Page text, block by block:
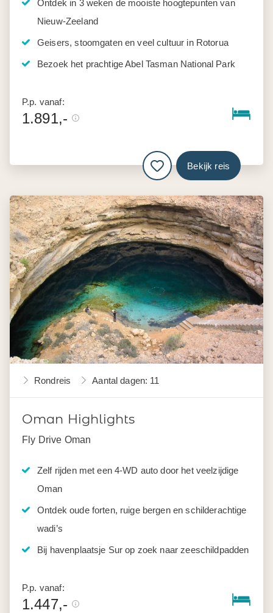
Ontdek in 3 weken de mooiste hoogtepunten van
Nieuw-Zeeland
Geisers, stoomgaten en veel cultuur in Rotorua
Bezoek het prachtige Abel Tasman National Park
P.p. vanaf:
1.891,-
Bekijk reis
Rondreis Aantal dagen: 11
Oman Highlights
Fly Drive Oman
Zelf rijden met een 4-WD auto door het veelzijdige
Oman
Ontdek oude forten, ruige bergen en schilderachtige
wadi’s
Bij havenplaatsje Sur op zoek naar zeeschildpadden
P.p. vanaf:
1.447,-